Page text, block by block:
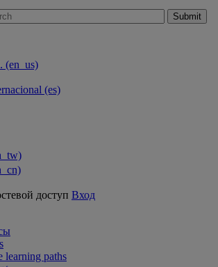
Submit
‎(en_us)‎
‎(es)‎
доступ Вход
learning paths